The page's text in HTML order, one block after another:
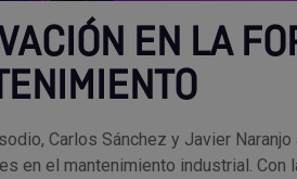
EN LA
Carlos Sánchez y Javier
en el mantenimiento industrial.